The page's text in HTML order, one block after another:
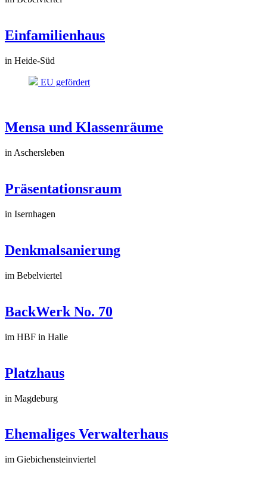
Einfamilienhaus
in Heide-Süd
EU gefördert
Mensa und Klassenräume
in Aschersleben
Präsentationsraum
in Isernhagen
Denkmalsanierung
im Bebelviertel
BackWerk No. 70
im HBF in Halle
Platzhaus
in Magdeburg
Ehemaliges Verwalterhaus
im Giebichensteinviertel